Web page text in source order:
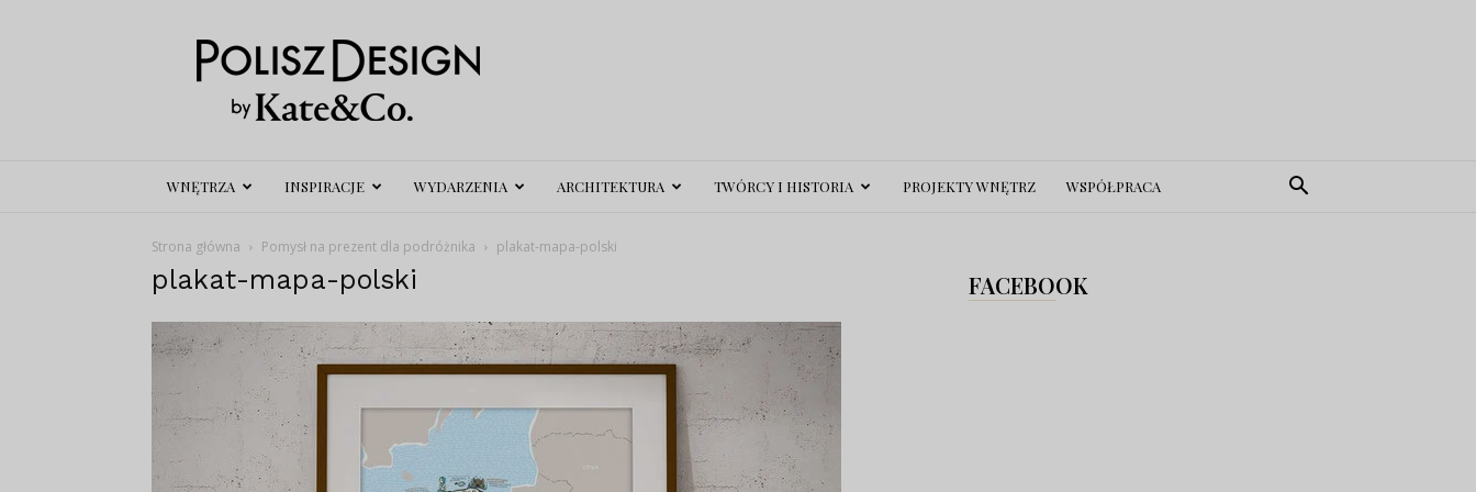
Polisz
Design
WNĘTRZA INSPIRACJE WYDARZENIA ARCHITEKTURA TWÓRCY I HISTORIA PROJEKTY WNĘTRZ WSPÓŁPRACA
Strona główna Pomysł na prezent dla podróżnika plakat-mapa-polski
plakat-mapa-polski FACEBOOK